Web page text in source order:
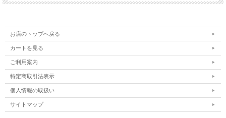
お店のトップへ戻る
カートを見る
ご利用案内
特定商取引法表示
個人情報の取扱い
サイトマップ